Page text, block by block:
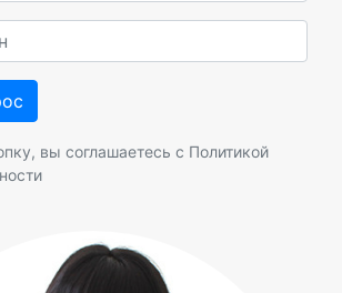
вы соглашаетесь с Политикой